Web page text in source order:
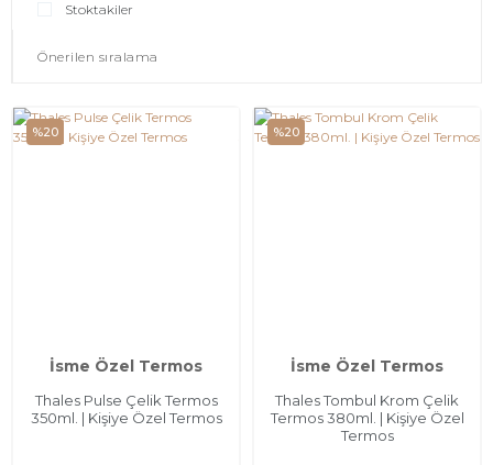
Stoktakiler
%20
İsme Özel Termos
Thales Pulse Çelik Termos
350ml. | Kişiye Özel Termos
%20
İsme Özel Termos
Thales Tombul Krom Çelik
Termos 380ml. | Kişiye Özel
Termos